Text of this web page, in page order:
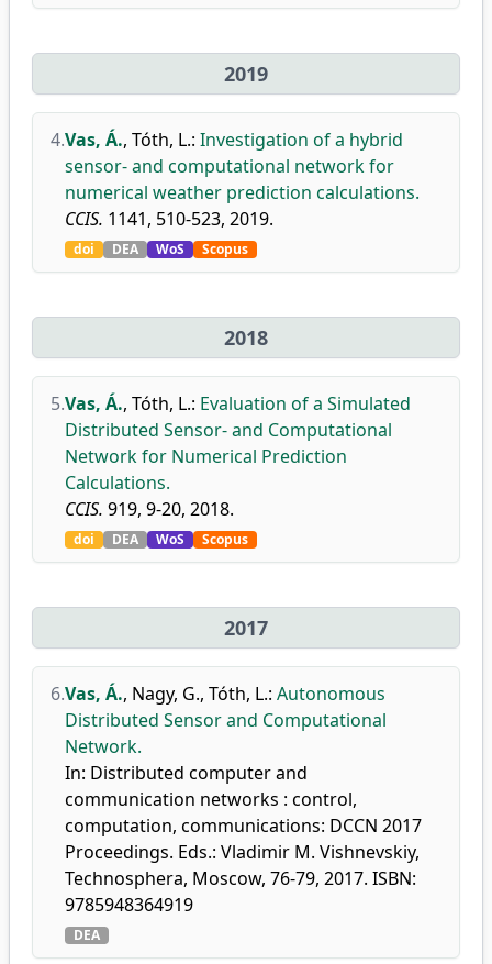
2019
4.Vas, Á., Tóth, L.: Investigation of a hybrid
sensor- and computational network for
numerical weather prediction calculations.
CCIS. 1141, 510-523, 2019.
doi DEA WoS Scopus
2018
5.Vas, Á., Tóth, L.: Evaluation of a Simulated
Distributed Sensor- and Computational
Network for Numerical Prediction
Calculations.
CCIS. 919, 9-20, 2018.
doi DEA WoS Scopus
2017
6.Vas, Á., Nagy, G., Tóth, L.: Autonomous
Distributed Sensor and Computational
Network.
In: Distributed computer and
communication networks : control,
computation, communications: DCCN 2017
Proceedings. Eds.: Vladimir M. Vishnevskiy,
Technosphera, Moscow, 76-79, 2017. ISBN:
9785948364919
DEA